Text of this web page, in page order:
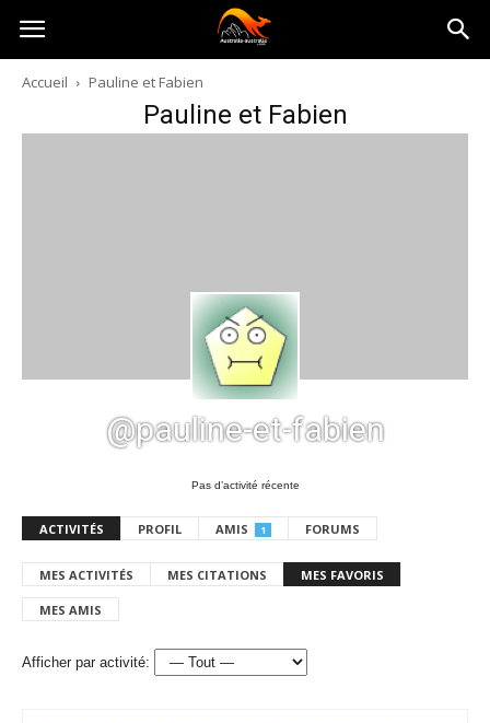
Australia-
australie.com
Accueil Pauline et Fabien
Pauline et Fabien
@pauline-et-fabien
Pas d’activité récente
ACTIVITÉS PROFIL AMIS 1 FORUMS
MES ACTIVITÉS MES CITATIONS MES FAVORIS
MES AMIS
Afficher par activité: